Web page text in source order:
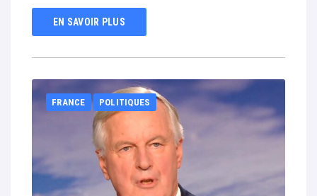
EN SAVOIR PLUS
FRANCE POLITIQUES